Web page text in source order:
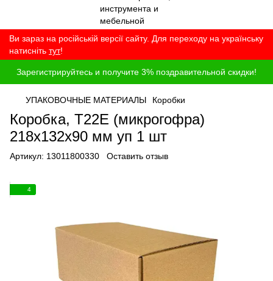
Ви зараз на російській версії сайту. Для переходу на українську
натисніть тут!
Зарегистрируйтесь и получите 3% поздравительной скидки!
УПАКОВОЧНЫЕ МАТЕРИАЛЫ Коробки
Коробка, T22E (микрогофра)
218x132x90 мм уп 1 шт
Артикул: 13011800330 Оставить отзыв
4